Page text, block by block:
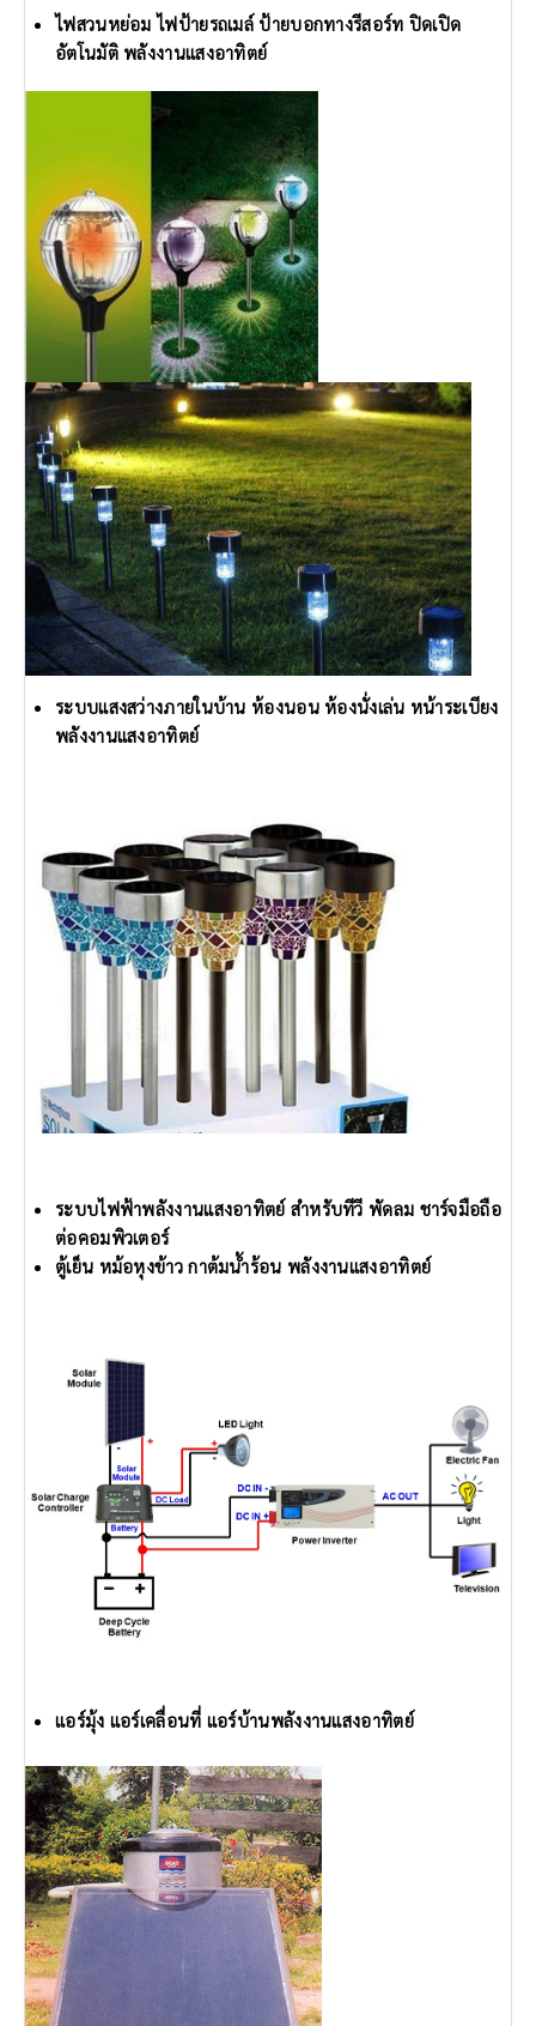
ไฟสวนหย่อม ไฟป้ายรถเมล์ ป้ายบอกทางรีสอร์ท ปิดเปิด
อัตโนมัติ พลังงานแสงอาทิตย์
ระบบแสงสว่างภายในบ้าน ห้องนอน ห้องนั่งเล่น หน้าระเบียง
พลังงานแสงอาทิตย์
ระบบไฟฟ้าพลังงานแสงอาทิตย์ สำหรับทีวี พัดลม ชาร์จมือถือ
ต่อคอมพิวเตอร์
ตู้เย็น หม้อหุงข้าว กาต้มน้ำร้อน พลังงานแสงอาทิตย์
แอร์มุ้ง แอร์เคลื่อนที่ แอร์บ้านพลังงานแสงอาทิตย์